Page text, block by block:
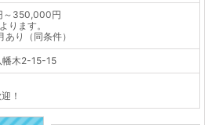
～350,000円
ります。
り（同条件）
幡木2-15-15
！